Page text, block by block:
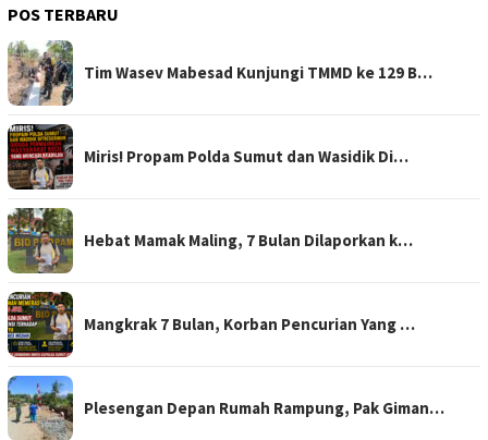
POS TERBARU
Tim Wasev Mabesad Kunjungi TMMD ke 129 B…
Miris! Propam Polda Sumut dan Wasidik Di…
Hebat Mamak Maling, 7 Bulan Dilaporkan k…
Mangkrak 7 Bulan, Korban Pencurian Yang …
Plesengan Depan Rumah Rampung, Pak Giman…